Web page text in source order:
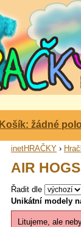
Košík: žádné
inetHRAČKY ›
AIR HOGS
Řadit dle
Unikátní modely
Litujeme, ale